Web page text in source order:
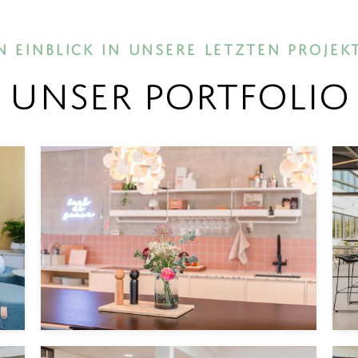
EINBLICK IN UNSERE LETZTEN
Unser Portfolio